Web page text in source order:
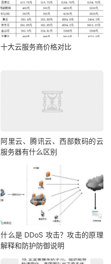
十大云服务商价格对比
阿里云、腾讯云、西部数码的云
服务器有什么区别
什么是 DDoS 攻击？攻击的原理
解释和防护防御说明